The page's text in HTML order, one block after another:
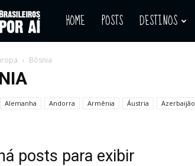
Blog
HOME POSTS DESTINOS
Bósnia
Alemanha Andorra Armênia Áustria Azerbaijão
posts para exibir